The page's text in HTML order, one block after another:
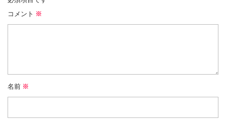
コメント ※
名前 ※